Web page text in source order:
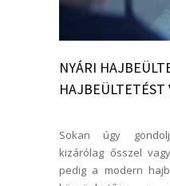
NYÁRI
HAJBEÜLTETÉST
Sokan úgy
kizárólag ősszel
pedig a modern